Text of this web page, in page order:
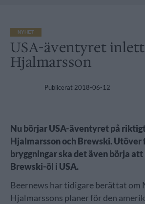
NYHET
USA-äventyret
Hjalmarsson
Publicerat 2018-06-12
Nu börjar USA-äventyret på
Hjalmarsson och Brewski.
bryggningar ska det även börja
Brewski-öl i USA.
Beernews har tidigare berättat om
Hjalmarssons planer för den